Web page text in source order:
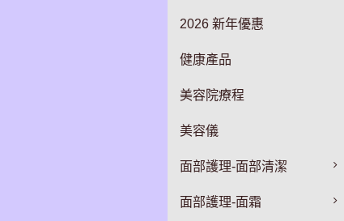
2026 新年優惠
健康產品
美容院療程
美容儀
面部護理-面部清潔
面部護理-面霜